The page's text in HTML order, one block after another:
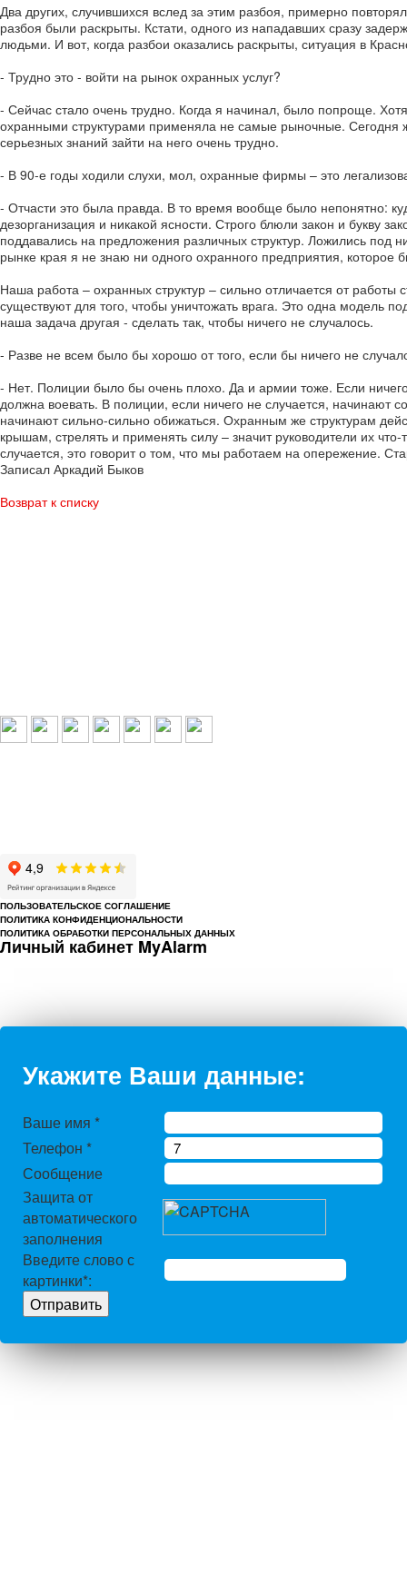
Два других, случившихся вслед за этим разбоя, примерно
разбоя были раскрыты. Кстати, одного из нападавших сразу
людьми. И вот, когда разбои оказались раскрыты, ситуация в
- Трудно это - войти на рынок охранных услуг?
- Сейчас стало очень трудно. Когда я начинал, было попроще.
охранными структурами применяла не самые рыночные. Сегодня
серьезных знаний зайти на него очень трудно.
- В 90-е годы ходили слухи, мол, охранные фирмы – это
- Отчасти это была правда. В то время вообще было непонятно:
дезорганизация и никакой ясности. Строго блюли закон и букву
поддавались на предложения различных структур. Ложились под
рынке края я не знаю ни одного охранного предприятия,
Наша работа – охранных структур – сильно отличается от
существуют для того, чтобы уничтожать врага. Это одна модель
наша задача другая - сделать так, чтобы ничего не случалось.
- Разве не всем было бы хорошо от того, если бы ничего не
- Нет. Полиции было бы очень плохо. Да и армии тоже. Если
должна воевать. В полиции, если ничего не случается, начинают
начинают сильно-сильно обижаться. Охранным же структурам
крышам, стрелять и применять силу – значит руководители их
случается, это говорит о том, что мы работаем на опережение.
Записал Аркадий Быков
Возврат к списку
ПОЛЬЗОВАТЕЛЬСКОЕ СОГЛАШЕНИЕ
ПОЛИТИКА КОНФИДЕНЦИОНАЛЬНОСТИ
ПОЛИТИКА ОБРАБОТКИ ПЕРСОНАЛЬНЫХ ДАННЫХ
Личный кабинет MyAlarm
Укажите Ваши данные:
Ваше имя *
Телефон *
Сообщение
Защита от
автоматического
заполнения
Введите слово с
картинки*: